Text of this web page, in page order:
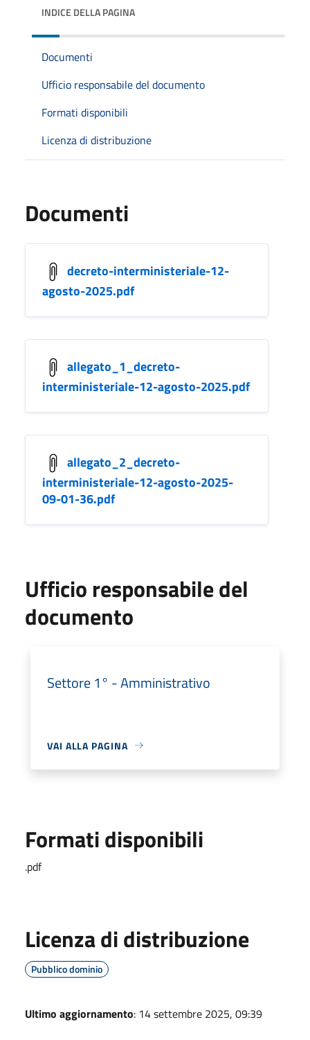
INDICE DELLA PAGINA
Documenti
Ufficio responsabile del documento
Formati disponibili
Licenza di distribuzione
Documenti
decreto-interministeriale-12-
agosto-2025.pdf
allegato_1_decreto-
interministeriale-12-agosto-2025.pdf
allegato_2_decreto-
interministeriale-12-agosto-2025-
09-01-36.pdf
Ufficio responsabile del
documento
Settore 1° - Amministrativo
VAI ALLA PAGINA
Formati disponibili
.pdf
Licenza di distribuzione
Pubblico dominio
Ultimo aggiornamento: 14 settembre 2025, 09:39